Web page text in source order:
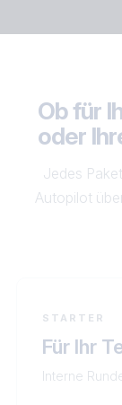
Ob für
oder
Jedes
Autopilot
STARTER
Für Ihr
Interne